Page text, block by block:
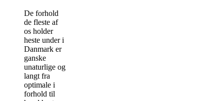
De forhold
de fleste af
os holder
heste under i
Danmark er
ganske
unaturlige og
langt fra
optimale i
forhold til